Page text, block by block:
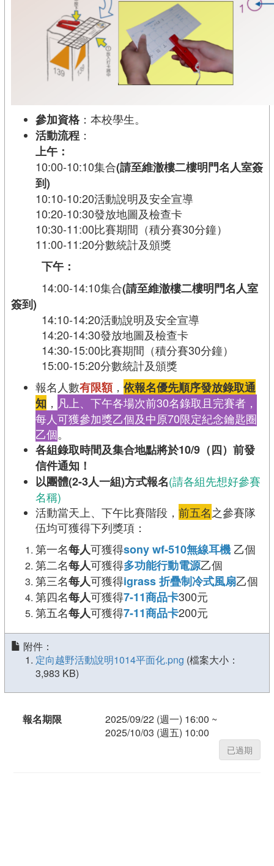
參加資格：本校學生。
活動流程 ：
上午：
10:00-10:10集合(請至維澈樓二樓明門名人室簽
到)
10:10-10:20活動說明及安全宣導
10:20-10:30發放地圖及檢查卡
10:30-11:00比賽期間（積分賽30分鐘）
11:00-11:20分數統計及頒獎
下午：
14:00-14:10集合(請至維澈樓二樓明門名人室
簽到)
14:10-14:20活動說明及安全宣導
14:20-14:30發放地圖及檢查卡
14:30-15:00比賽期間（積分賽30分鐘）
15:00-15:20分數統計及頒獎
報名人數有限額， 依報名優先順序發放錄取通
知 ， 凡上、下午各場次前30名錄取且完賽者，
每人可獲參加獎乙個及中原70限定紀念鑰匙圈
乙個。
各組錄取時間及集合地點將於10/9（四）前發
信件通知！
以團體(2-3人一組)方式報名(請各組先想好參賽
名稱)
活動當天上、下午比賽階段， 前五名之參賽隊
伍均可獲得下列獎項：
第一名每人可獲得sony wf-510無線耳機 乙個
第二名每人可獲得多功能行動電源乙個
第三名每人可獲得igrass 折疊制冷式風扇乙個
第四名每人可獲得7-11商品卡300元
第五名每人可獲得7-11商品卡200元
附件：
定向越野活動說明1014平面化.png (檔案大小：
3,983 KB)
報名期限
2025/09/22 (週一) 16:00 ~
2025/10/03 (週五) 10:00
已過期